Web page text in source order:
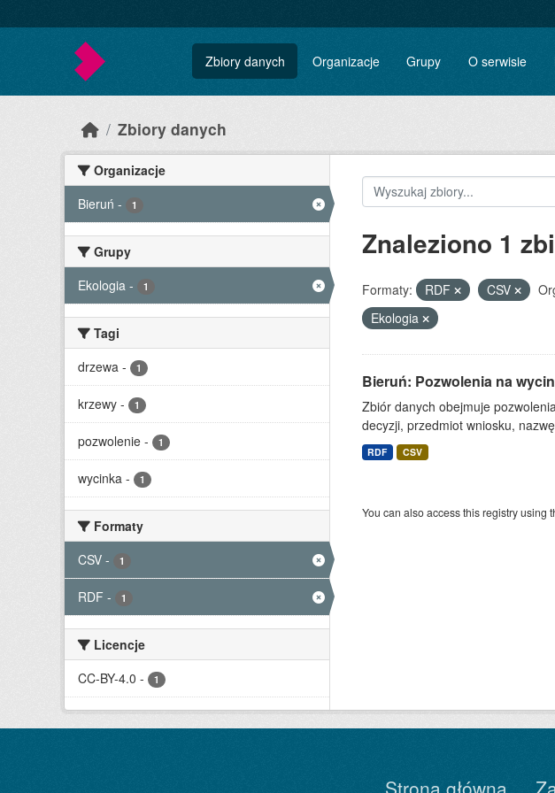
Zbiory danych Organizacje Grupy O serwisie
Zbiory danych
Organizacje
Bieruń - 1
Grupy
Ekologia - 1
Tagi
drzewa - 1
krzewy - 1
pozwolenie - 1
wycinka - 1
Formaty
CSV - 1
RDF - 1
Licencje
CC-BY-4.0 - 1
Znaleziono 1
Formaty: RDF CSV
Ekologia
Bieruń: Pozwolenia na
Zbiór danych obejmuje
decyzji, przedmiot wniosku,
RDF CSV
You can also access this registry using
Strona główna